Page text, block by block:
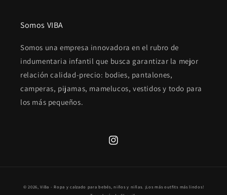
Somos VIBA
Somos una empresa innovadora en el rubro de
indumentaria infantil que busca garantizar la mejor
relación calidad-precio: bodies, pantalones,
camperas, pijamas, mamelucos, vestidos y todo para
los más pequeños.
Instagram
© 2026,ViBa - Ropa y calzado para bebés, niños y niñas. ¡Los más outfits más lindos!